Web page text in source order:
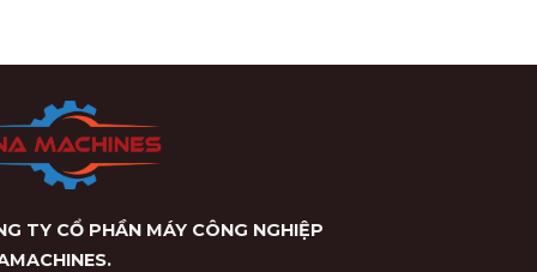
TY CỔ PHẦN MÁY CÔNG NGHIỆP
.